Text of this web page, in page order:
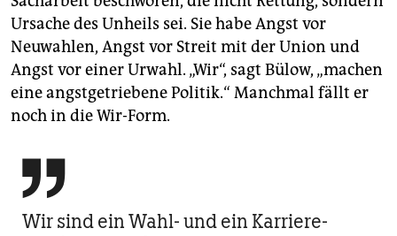
Ursache des Unheils sei. Sie habe Angst vor
Neuwahlen, Angst vor Streit mit der Union und
Angst vor einer Urwahl. „Wir“, sagt Bülow, „machen
eine angstgetriebene Politik.“ Manchmal fällt er
noch in die Wir-Form.

Wir sind ein Wahl- und ein Karriere­